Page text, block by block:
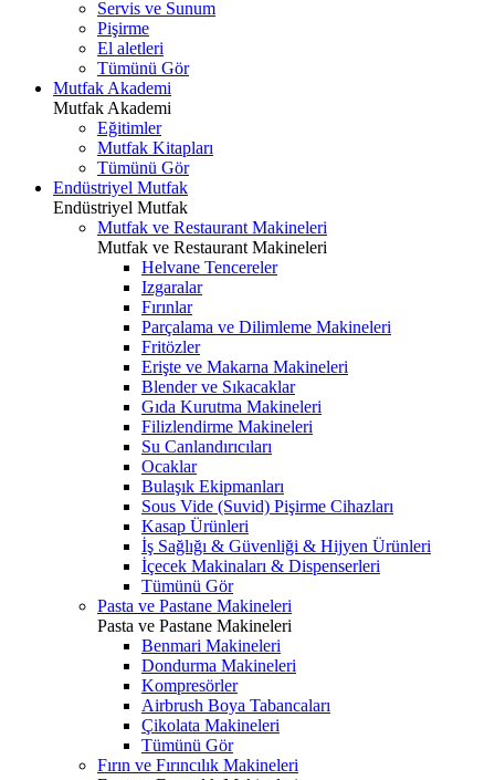
Servis ve Sunum
Pişirme
El aletleri
Tümünü Gör
Mutfak Akademi
Mutfak Akademi
Eğitimler
Mutfak Kitapları
Tümünü Gör
Endüstriyel Mutfak
Endüstriyel Mutfak
Mutfak ve Restaurant Makineleri
Mutfak ve Restaurant Makineleri
Helvane Tencereler
Izgaralar
Fırınlar
Parçalama ve Dilimleme Makineleri
Fritözler
Erişte ve Makarna Makineleri
Blender ve Sıkacaklar
Gıda Kurutma Makineleri
Filizlendirme Makineleri
Su Canlandırıcıları
Ocaklar
Bulaşık Ekipmanları
Sous Vide (Suvid) Pişirme Cihazları
Kasap Ürünleri
İş Sağlığı & Güvenliği & Hijyen Ürünleri
İçecek Makinaları & Dispenserleri
Tümünü Gör
Pasta ve Pastane Makineleri
Pasta ve Pastane Makineleri
Benmari Makineleri
Dondurma Makineleri
Kompresörler
Airbrush Boya Tabancaları
Çikolata Makineleri
Tümünü Gör
Fırın ve Fırıncılık Makineleri